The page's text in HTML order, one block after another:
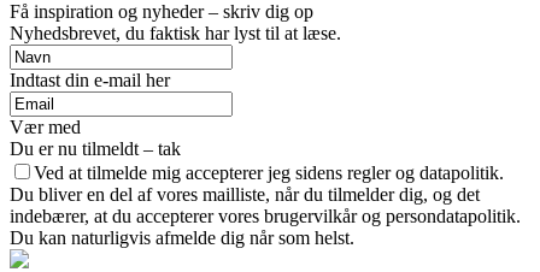
Få inspiration og nyheder – skriv dig op
Nyhedsbrevet, du faktisk har lyst til at læse.
Indtast din e-mail her
Vær med
Du er nu tilmeldt – tak
Ved at tilmelde mig accepterer jeg sidens regler og datapolitik.
Du bliver en del af vores mailliste, når du tilmelder dig, og det
indebærer, at du accepterer vores brugervilkår og persondatapolitik.
Du kan naturligvis afmelde dig når som helst.